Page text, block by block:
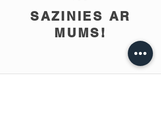
SAZINIES AR
MUMS!